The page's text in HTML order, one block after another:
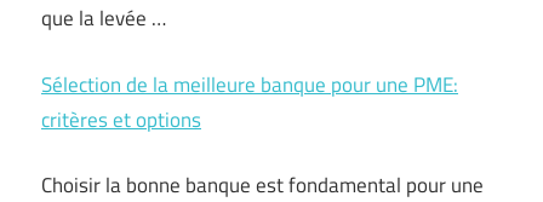
que la levée …
Sélection de la meilleure banque pour une PME:
critères et options
Choisir la bonne banque est fondamental pour une